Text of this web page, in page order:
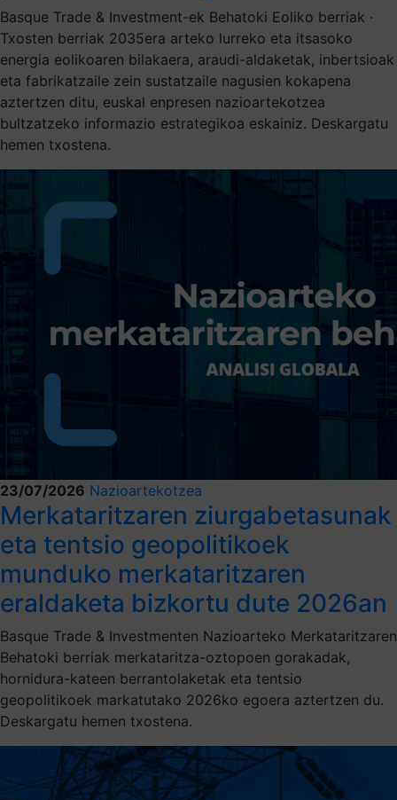
Basque Trade & Investment-ek Behatoki Eoliko berriak ·
Txosten berriak 2035era arteko lurreko eta itsasoko
energia eolikoaren bilakaera, araudi-aldaketak, inbertsioak
eta fabrikatzaile zein sustatzaile nagusien kokapena
aztertzen ditu, euskal enpresen nazioartekotzea
bultzatzeko informazio estrategikoa eskainiz. Deskargatu
hemen txostena.
23/07/2026 Nazioartekotzea
Merkataritzaren ziurgabetasunak
eta tentsio geopolitikoek
munduko merkataritzaren
eraldaketa bizkortu dute 2026an
Basque Trade & Investmenten Nazioarteko Merkataritzaren
Behatoki berriak merkataritza-oztopoen gorakadak,
hornidura-kateen berrantolaketak eta tentsio
geopolitikoek markatutako 2026ko egoera aztertzen du.
Deskargatu hemen txostena.